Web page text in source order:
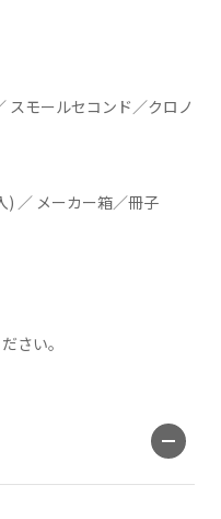
スモールセコンド／クロノ
) ／ メーカー箱／冊子
さい。